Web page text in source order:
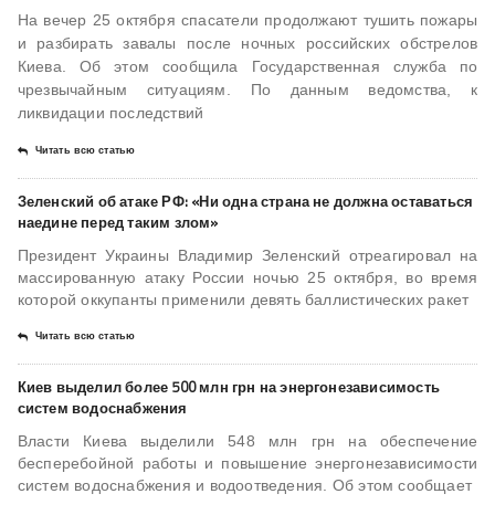
На вечер 25 октября спасатели продолжают тушить пожары
и разбирать завалы после ночных российских обстрелов
Киева. Об этом сообщила Государственная служба по
чрезвычайным ситуациям. По данным ведомства, к
ликвидации последствий
Читать всю статью
Зеленский об атаке РФ: «Ни одна страна не должна оставаться
наедине перед таким злом»
Президент Украины Владимир Зеленский отреагировал на
массированную атаку России ночью 25 октября, во время
которой оккупанты применили девять баллистических ракет
Читать всю статью
Киев выделил более 500 млн грн на энергонезависимость
систем водоснабжения
Власти Киева выделили 548 млн грн на обеспечение
бесперебойной работы и повышение энергонезависимости
систем водоснабжения и водоотведения. Об этом сообщает